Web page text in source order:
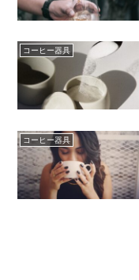
コーヒー器具
コーヒー器具